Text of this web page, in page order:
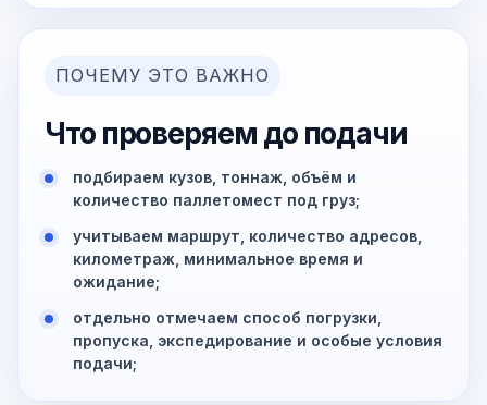
ПОЧЕМУ ЭТО ВАЖНО
Что проверяем до подачи
подбираем кузов, тоннаж, объём и
количество паллетомест под груз;
учитываем маршрут, количество адресов,
километраж, минимальное время и
ожидание;
отдельно отмечаем способ погрузки,
пропуска, экспедирование и особые условия
подачи;